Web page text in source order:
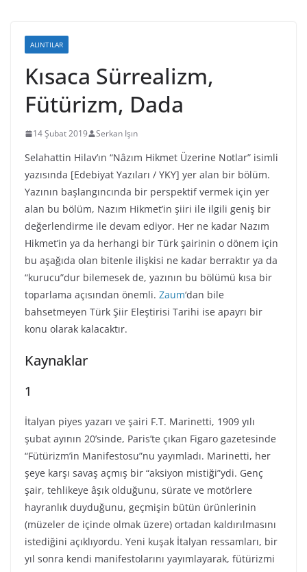
ALINTILAR
Kısaca Sürrealizm,
Fütürizm, Dada
14 Şubat 2019 Serkan Işın
Selahattin Hilav’ın “Nâzım Hikmet Üzerine Notlar” isimli
yazısında [Edebiyat Yazıları / YKY] yer alan bir bölüm.
Yazının başlangıncında bir perspektif vermek için yer
alan bu bölüm, Nazım Hikmet’in şiiri ile ilgili geniş bir
değerlendirme ile devam ediyor. Her ne kadar Nazım
Hikmet’in ya da herhangi bir Türk şairinin o dönem için
bu aşağıda olan bitenle ilişkisi ne kadar berraktır ya da
“kurucu”dur bilemesek de, yazının bu bölümü kısa bir
toparlama açısından önemli. Zaum‘dan bile
bahsetmeyen Türk Şiir Eleştirisi Tarihi ise apayrı bir
konu olarak kalacaktır.
Kaynaklar
1
İtalyan piyes yazarı ve şairi F.T. Marinetti, 1909 yılı
şubat ayının 20’sinde, Paris’te çıkan Figaro gazetesinde
“Fütürizm’in Manifestosu”nu yayımladı. Marinetti, her
şeye karşı savaş açmış bir “aksiyon mistiği”ydi. Genç
şair, tehlikeye âşık olduğunu, sürate ve motörlere
hayranlık duyduğunu, geçmişin bütün ürünlerinin
(müzeler de içinde olmak üzere) ortadan kaldırılmasını
istediğini açıklıyordu. Yeni kuşak İtalyan ressamları, bir
yıl sonra kendi manifestolarını yayımlayarak, fütürizmi